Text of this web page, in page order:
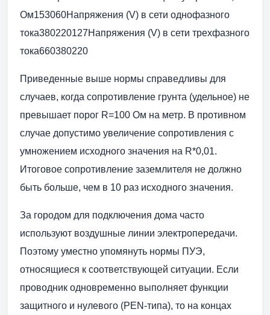
Ом153060Напряжения (V) в сети однофазного
тока380220127Напряжения (V) в сети трехфазного
тока660380220
Приведенные выше нормы справедливы для
случаев, когда сопротивление грунта (удельное) не
превышает порог R=100 Ом на метр. В противном
случае допустимо увеличение сопротивления с
умножением исходного значения на R*0,01.
Итоговое сопротивление заземлителя не должно
быть больше, чем в 10 раз исходного значения.
За городом для подключения дома часто
используют воздушные линии электропередачи.
Поэтому уместно упомянуть нормы ПУЭ,
относящиеся к соответствующей ситуации. Если
проводник одновременно выполняет функции
защитного и нулевого (PEN-типа), то на концах